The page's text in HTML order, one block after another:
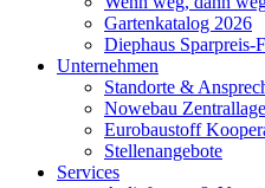
Gartenkatalog 2026
Diephaus Sparpreis-
Unternehmen
Standorte &
Nowebau
Eurobaustoff
Stellenangebote
Services